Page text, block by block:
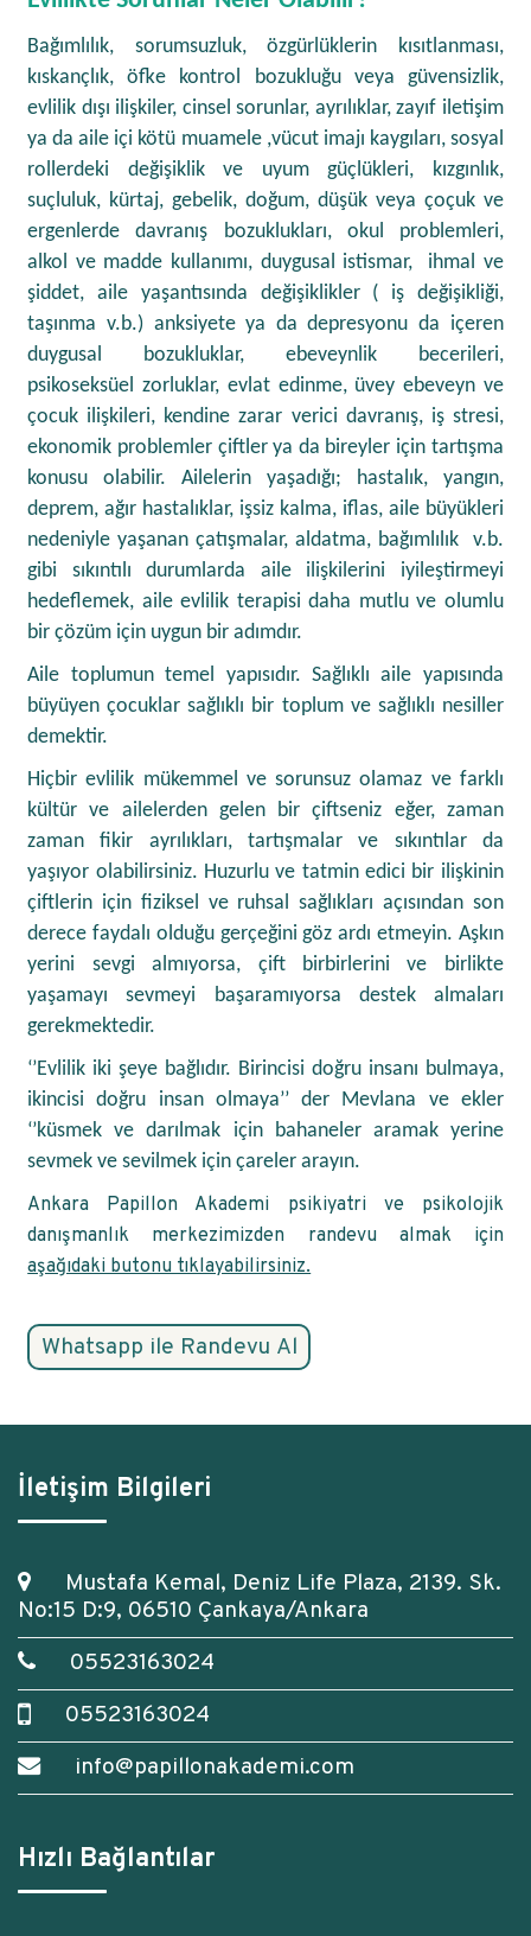
Bağımlılık, sorumsuzluk, özgürlüklerin kısıtlanması,
kıskançlık, öfke kontrol bozukluğu veya güvensizlik,
evlilik dışı ilişkiler, cinsel sorunlar, ayrılıklar, zayıf iletişim
ya da aile içi kötü muamele ,vücut imajı kaygıları, sosyal
rollerdeki değişiklik ve uyum güçlükleri, kızgınlık,
suçluluk, kürtaj, gebelik, doğum, düşük veya çoçuk ve
ergenlerde davranış bozuklukları, okul problemleri,
alkol ve madde kullanımı, duygusal istismar, ihmal ve
şiddet, aile yaşantısında değişiklikler ( iş değişikliği,
taşınma v.b.) anksiyete ya da depresyonu da içeren
duygusal bozukluklar, ebeveynlik becerileri,
psikoseksüel zorluklar, evlat edinme, üvey ebeveyn ve
çocuk ilişkileri, kendine zarar verici davranış, iş stresi,
ekonomik problemler çiftler ya da bireyler için tartışma
konusu olabilir. Ailelerin yaşadığı; hastalık, yangın,
deprem, ağır hastalıklar, işsiz kalma, iflas, aile büyükleri
nedeniyle yaşanan çatışmalar, aldatma, bağımlılık v.b.
gibi sıkıntılı durumlarda aile ilişkilerini iyileştirmeyi
hedeflemek, aile evlilik terapisi daha mutlu ve olumlu
bir çözüm için uygun bir adımdır.
Aile toplumun temel yapısıdır. Sağlıklı aile yapısında
büyüyen çocuklar sağlıklı bir toplum ve sağlıklı nesiller
demektir.
Hiçbir evlilik mükemmel ve sorunsuz olamaz ve farklı
kültür ve ailelerden gelen bir çiftseniz eğer, zaman
zaman fikir ayrılıkları, tartışmalar ve sıkıntılar da
yaşıyor olabilirsiniz. Huzurlu ve tatmin edici bir ilişkinin
çiftlerin için fiziksel ve ruhsal sağlıkları açısından son
derece faydalı olduğu gerçeğini göz ardı etmeyin. Aşkın
yerini sevgi almıyorsa, çift birbirlerini ve birlikte
yaşamayı sevmeyi başaramıyorsa destek almaları
gerekmektedir.
‘’Evlilik iki şeye bağlıdır. Birincisi doğru insanı bulmaya,
ikincisi doğru insan olmaya’’ der Mevlana ve ekler
‘’küsmek ve darılmak için bahaneler aramak yerine
sevmek ve sevilmek için çareler arayın.
Ankara Papillon Akademi psikiyatri ve psikolojik
danışmanlık merkezimizden randevu almak için
aşağıdaki butonu tıklayabilirsiniz.
İletişim Bilgileri
Mustafa Kemal, Deniz Life Plaza, 2139. Sk.
No:15 D:9, 06510 Çankaya/Ankara
05523163024
05523163024
info@papillonakademi.com
Hızlı Bağlantılar